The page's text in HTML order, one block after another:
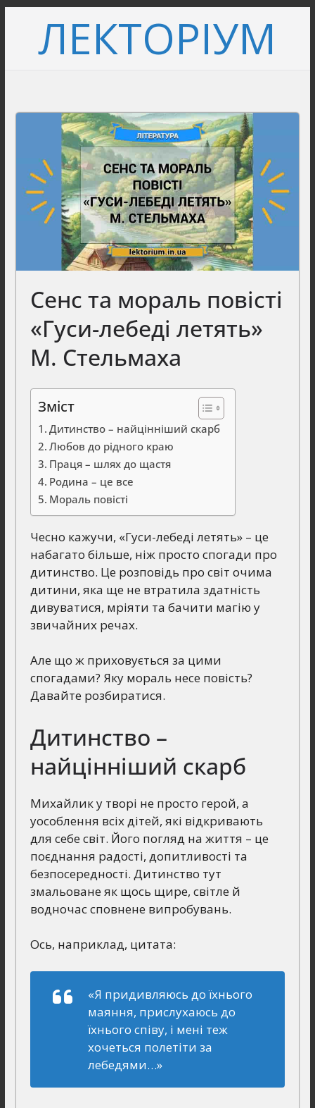
вмістуЛЕКТОРІУМ
Сенс та мораль повісті
«Гуси-лебеді летять»
М. Стельмаха
Зміст
Дитинство – найцінніший скарб
Любов до рідного краю
Праця – шлях до щастя
Родина – це все
Мораль повісті
Чесно кажучи, «Гуси-лебеді летять» – це
набагато більше, ніж просто спогади про
дитинство. Це розповідь про світ очима
дитини, яка ще не втратила здатність
дивуватися, мріяти та бачити магію у
звичайних речах.
Але що ж приховується за цими
спогадами? Яку мораль несе повість?
Давайте розбиратися.
Дитинство –
найцінніший скарб
Михайлик у творі не просто герой, а
уособлення всіх дітей, які відкривають
для себе світ. Його погляд на життя – це
поєднання радості, допитливості та
безпосередності. Дитинство тут
змальоване як щось щире, світле й
водночас сповнене випробувань.
Ось, наприклад, цитата:
«Я придивляюсь до їхнього
маяння, прислухаюсь до
їхнього співу, і мені теж
хочеться полетіти за
лебедями…»